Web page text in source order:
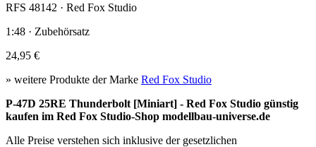
RFS 48142 · Red Fox Studio
1:48 · Zubehörsatz
24,95 €
» weitere Produkte der Marke Red Fox Studio
P-47D 25RE Thunderbolt [Miniart] - Red Fox Studio günstig
kaufen im Red Fox Studio-Shop modellbau-universe.de
Alle Preise verstehen sich inklusive der gesetzlichen